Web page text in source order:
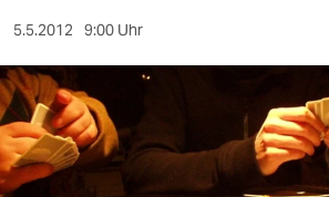
sport
berlin
nord
wahrheit
5.5.2012 9:00 Uhr